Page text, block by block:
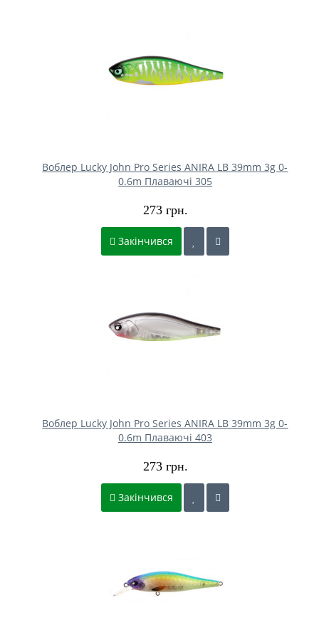
Воблер Lucky John Pro Series ANIRA LB 39mm 3g 0-
0.6m Плаваючі 305
273 грн.
Закінчився
Воблер Lucky John Pro Series ANIRA LB 39mm 3g 0-
0.6m Плаваючі 403
273 грн.
Закінчився